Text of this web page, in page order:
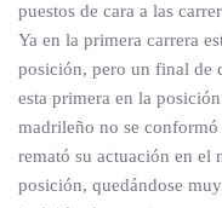
puestos de cara a las
Ya en la primera carrera
posición, pero un final de
esta primera en la
madrileño no se
remató su actuación en el
posición, quedándose